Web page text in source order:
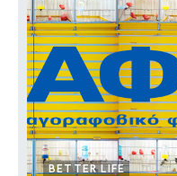
BETTER LIFE